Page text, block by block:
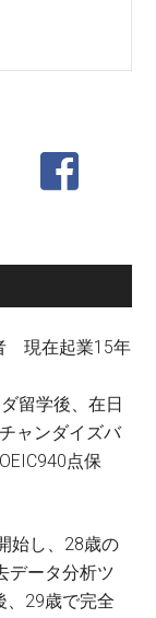
現在起業15年
留学後、在日
ャンダイズバ
点保
始し、28歳の
データ分析ツ
、29歳で完全